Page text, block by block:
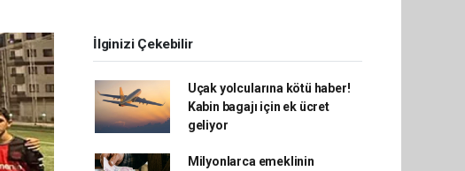
İlginizi Çekebilir
Uçak yolcularına kötü haber!
Kabin bagajı için ek ücret
geliyor
Milyonlarca emeklinin